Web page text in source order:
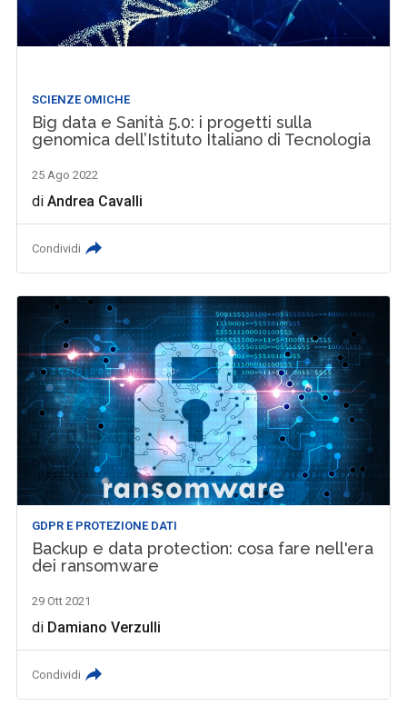
SCIENZE OMICHE
Big data e Sanità 5.0: i progetti sulla
genomica dell’Istituto Italiano di Tecnologia
25 Ago 2022
diAndrea Cavalli
Condividi
GDPR E PROTEZIONE DATI
Backup e data protection: cosa fare nell'era
dei ransomware
29 Ott 2021
di Damiano Verzulli
Condividi